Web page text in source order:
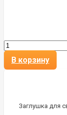
В корзину
Заглушка для